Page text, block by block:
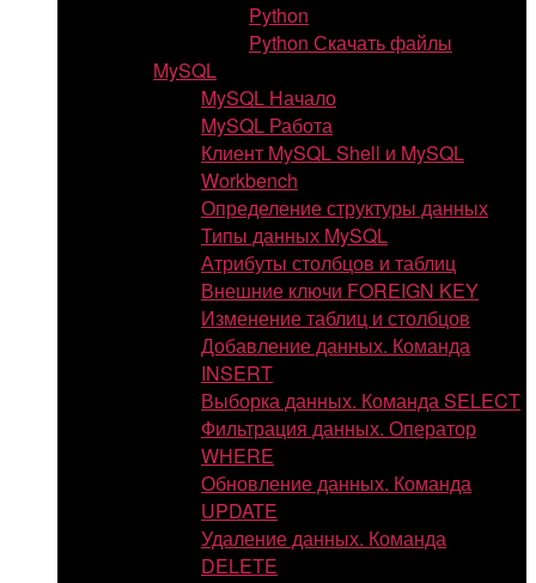
Python
Python Скачать файлы
MySQL
MySQL Начало
MySQL Работа
Клиент MySQL Shell и MySQL
Workbench
Определение структуры данных
Типы данных MySQL
Атрибуты столбцов и таблиц
Внешние ключи FOREIGN KEY
Изменение таблиц и столбцов
Добавление данных. Команда
INSERT
Выборка данных. Команда SELECT
Фильтрация данных. Оператор
WHERE
Обновление данных. Команда
UPDATE
Удаление данных. Команда
DELETE